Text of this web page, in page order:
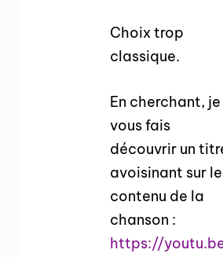
Choix trop
classique.
En cherchant, je
vous fais
découvrir un
avoisinant sur le
contenu de la
chanson :
https://